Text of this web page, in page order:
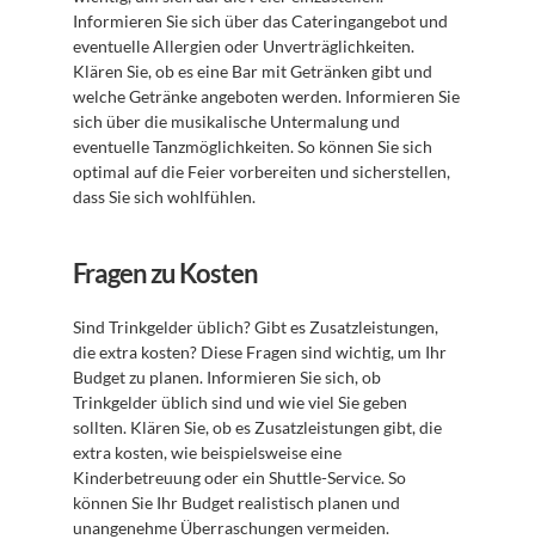
Informieren Sie sich über das Cateringangebot und
eventuelle Allergien oder Unverträglichkeiten.
Klären Sie, ob es eine Bar mit Getränken gibt und
welche Getränke angeboten werden. Informieren Sie
sich über die musikalische Untermalung und
eventuelle Tanzmöglichkeiten. So können Sie sich
optimal auf die Feier vorbereiten und sicherstellen,
dass Sie sich wohlfühlen.
Fragen zu Kosten
Sind Trinkgelder üblich? Gibt es Zusatzleistungen,
die extra kosten? Diese Fragen sind wichtig, um Ihr
Budget zu planen. Informieren Sie sich, ob
Trinkgelder üblich sind und wie viel Sie geben
sollten. Klären Sie, ob es Zusatzleistungen gibt, die
extra kosten, wie beispielsweise eine
Kinderbetreuung oder ein Shuttle-Service. So
können Sie Ihr Budget realistisch planen und
unangenehme Überraschungen vermeiden.